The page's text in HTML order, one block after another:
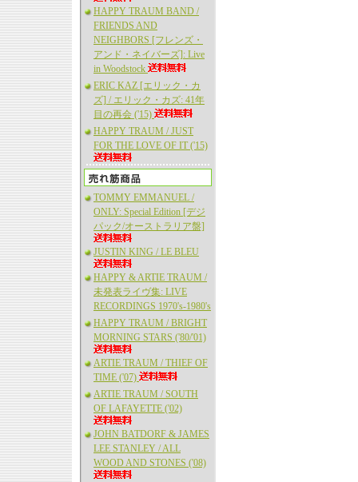
HAPPY TRAUM BAND /
FRIENDS AND
NEIGHBORS [フレンズ・
アンド・ネイバーズ]: Live
in Woodstock
ERIC KAZ [エリック・カ
ズ] / エリック・カズ: 41年
目の再会 ('15)
HAPPY TRAUM / JUST
FOR THE LOVE OF IT ('15)
TOMMY EMMANUEL /
ONLY: Special Edition [デジ
パック/オーストラリア盤]
JUSTIN KING / LE BLEU
HAPPY & ARTIE TRAUM /
未発表ライヴ集: LIVE
RECORDINGS 1970's-1980's
HAPPY TRAUM / BRIGHT
MORNING STARS ('80/'01)
ARTIE TRAUM / THIEF OF
TIME ('07)
ARTIE TRAUM / SOUTH
OF LAFAYETTE ('02)
JOHN BATDORF & JAMES
LEE STANLEY / ALL
WOOD AND STONES ('08)